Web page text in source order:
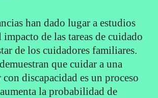
han dado lugar a estudios
de las tareas de cuidado
de los cuidadores familiares.
que cuidar a una
discapacidad es un proceso
la probabilidad de